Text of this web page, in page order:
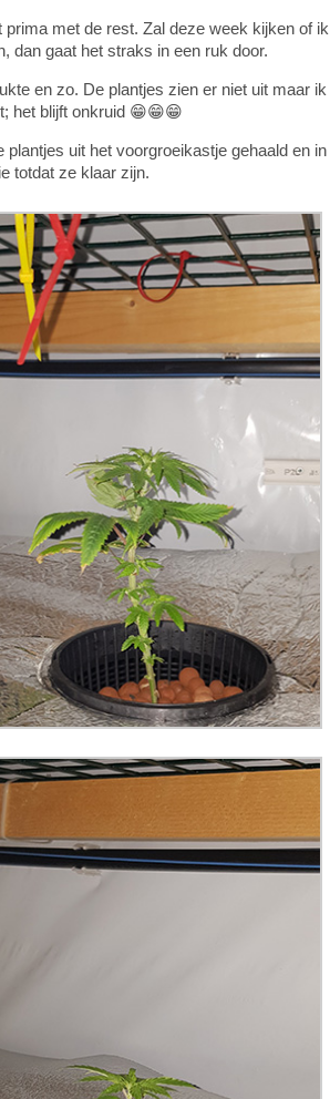
met de rest. Zal deze week kijken of ik
dan gaat het straks in een ruk door.
en zo. De plantjes zien er niet uit maar ik
het blijft onkruid 😁😁😁
uit het voorgroeikastje gehaald en in
totdat ze klaar zijn.